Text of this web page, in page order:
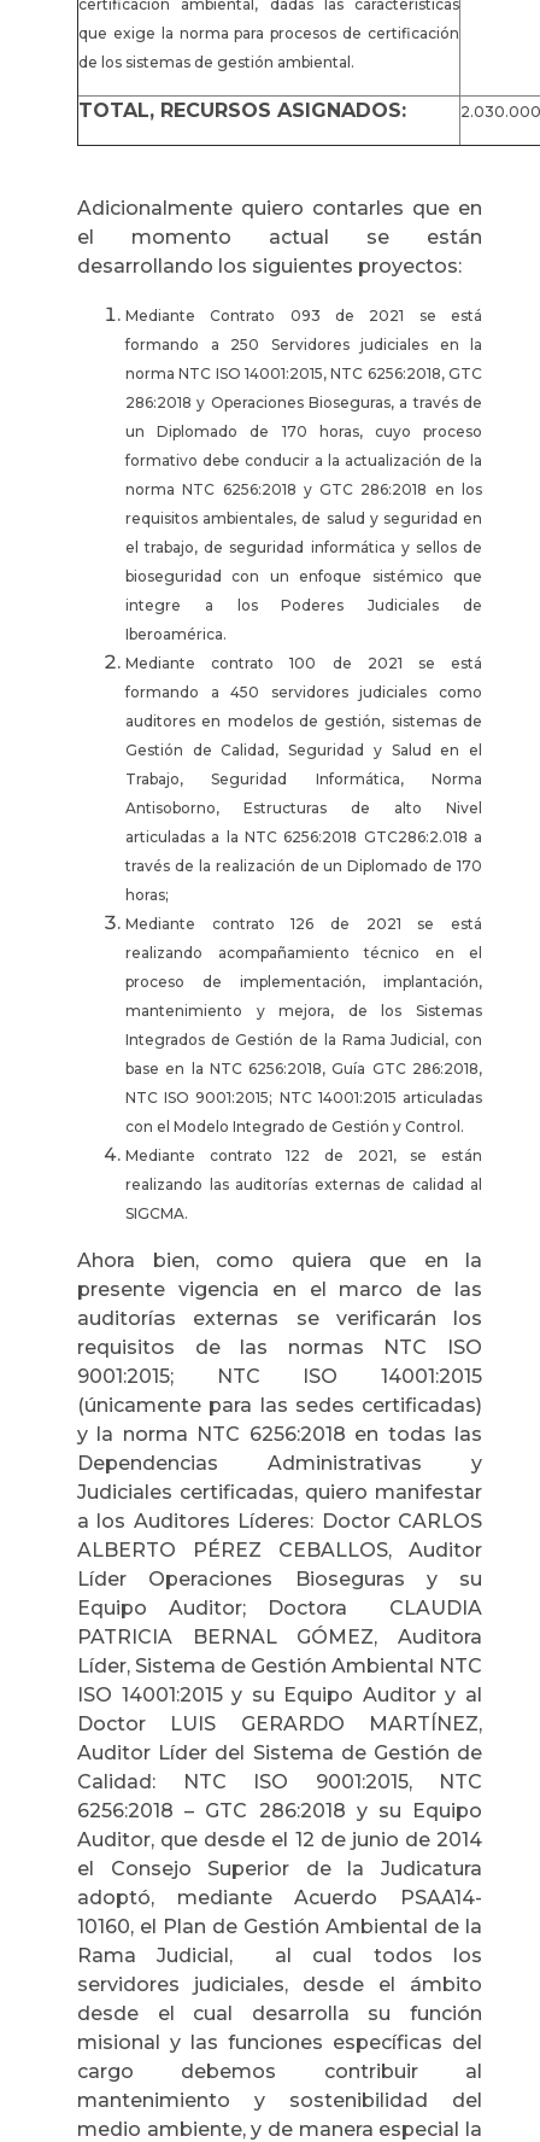
certificación ambiental, dadas las características
que exige la norma para procesos de certificación
de los sistemas de gestión ambiental.
TOTAL, RECURSOS ASIGNADOS:
Adicionalmente quiero contarles que en
el momento actual se están
desarrollando los siguientes proyectos:
Mediante Contrato 093 de 2021 se está
formando a 250 Servidores judiciales en la
norma NTC ISO 14001:2015, NTC 6256:2018, GTC
286:2018 y Operaciones Bioseguras, a través de
un Diplomado de 170 horas, cuyo proceso
formativo debe conducir a la actualización de la
norma NTC 6256:2018 y GTC 286:2018 en los
requisitos ambientales, de salud y seguridad en
el trabajo, de seguridad informática y sellos de
bioseguridad con un enfoque sistémico que
integre a los Poderes Judiciales de
Iberoamérica.
Mediante contrato 100 de 2021 se está
formando a 450 servidores judiciales como
auditores en modelos de gestión, sistemas de
Gestión de Calidad, Seguridad y Salud en el
Trabajo, Seguridad Informática, Norma
Antisoborno, Estructuras de alto Nivel
articuladas a la NTC 6256:2018 GTC286:2.018 a
través de la realización de un Diplomado de 170
horas;
Mediante contrato 126 de 2021 se está
realizando acompañamiento técnico en el
proceso de implementación, implantación,
mantenimiento y mejora, de los Sistemas
Integrados de Gestión de la Rama Judicial, con
base en la NTC 6256:2018, Guía GTC 286:2018,
NTC ISO 9001:2015; NTC 14001:2015 articuladas
con el Modelo Integrado de Gestión y Control.
Mediante contrato 122 de 2021, se están
realizando las auditorías externas de calidad al
SIGCMA.
Ahora bien, como quiera que en la
presente vigencia en el marco de las
auditorías externas se verificarán los
requisitos de las normas NTC ISO
9001:2015; NTC ISO 14001:2015
(únicamente para las sedes certificadas)
y la norma NTC 6256:2018 en todas las
Dependencias Administrativas y
Judiciales certificadas, quiero manifestar
a los Auditores Líderes: Doctor CARLOS
ALBERTO PÉREZ CEBALLOS, Auditor
Líder Operaciones Bioseguras y su
Equipo Auditor; Doctora CLAUDIA
PATRICIA BERNAL GÓMEZ, Auditora
Líder, Sistema de Gestión Ambiental NTC
ISO 14001:2015 y su Equipo Auditor y al
Doctor LUIS GERARDO MARTÍNEZ,
Auditor Líder del Sistema de Gestión de
Calidad: NTC ISO 9001:2015, NTC
6256:2018 – GTC 286:2018 y su Equipo
Auditor, que desde el 12 de junio de 2014
el Consejo Superior de la Judicatura
adoptó, mediante Acuerdo PSAA14-
10160, el Plan de Gestión Ambiental de la
Rama Judicial, al cual todos los
servidores judiciales, desde el ámbito
desde el cual desarrolla su función
misional y las funciones específicas del
cargo debemos contribuir al
mantenimiento y sostenibilidad del
medio ambiente, y de manera especial la